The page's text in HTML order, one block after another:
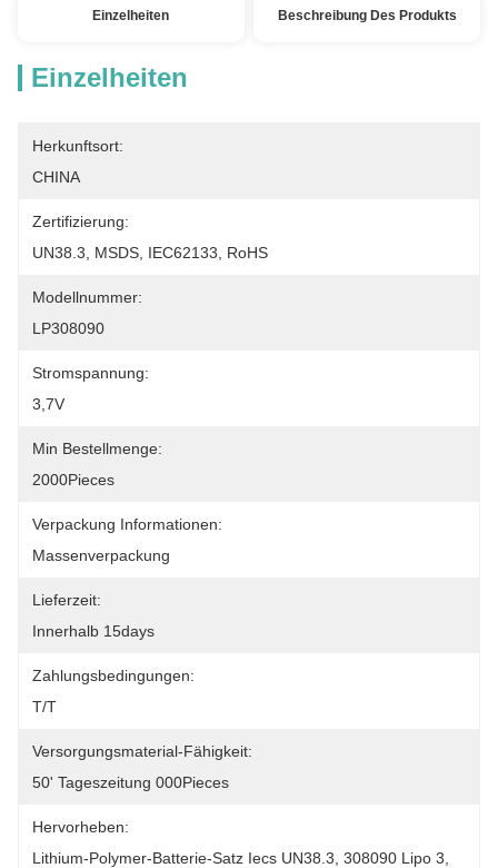
Einzelheiten Beschreibung Des Produkts
Einzelheiten
Herkunftsort:
CHINA
Zertifizierung:
UN38.3, MSDS, IEC62133, RoHS
Modellnummer:
LP308090
Stromspannung:
3,7V
Min Bestellmenge:
2000Pieces
Verpackung Informationen:
Massenverpackung
Lieferzeit:
Innerhalb 15days
Zahlungsbedingungen:
T/T
Versorgungsmaterial-Fähigkeit:
50' Tageszeitung 000Pieces
Hervorheben:
Lithium-Polymer-Batterie-Satz Iecs UN38.3 308090 Lipo 3